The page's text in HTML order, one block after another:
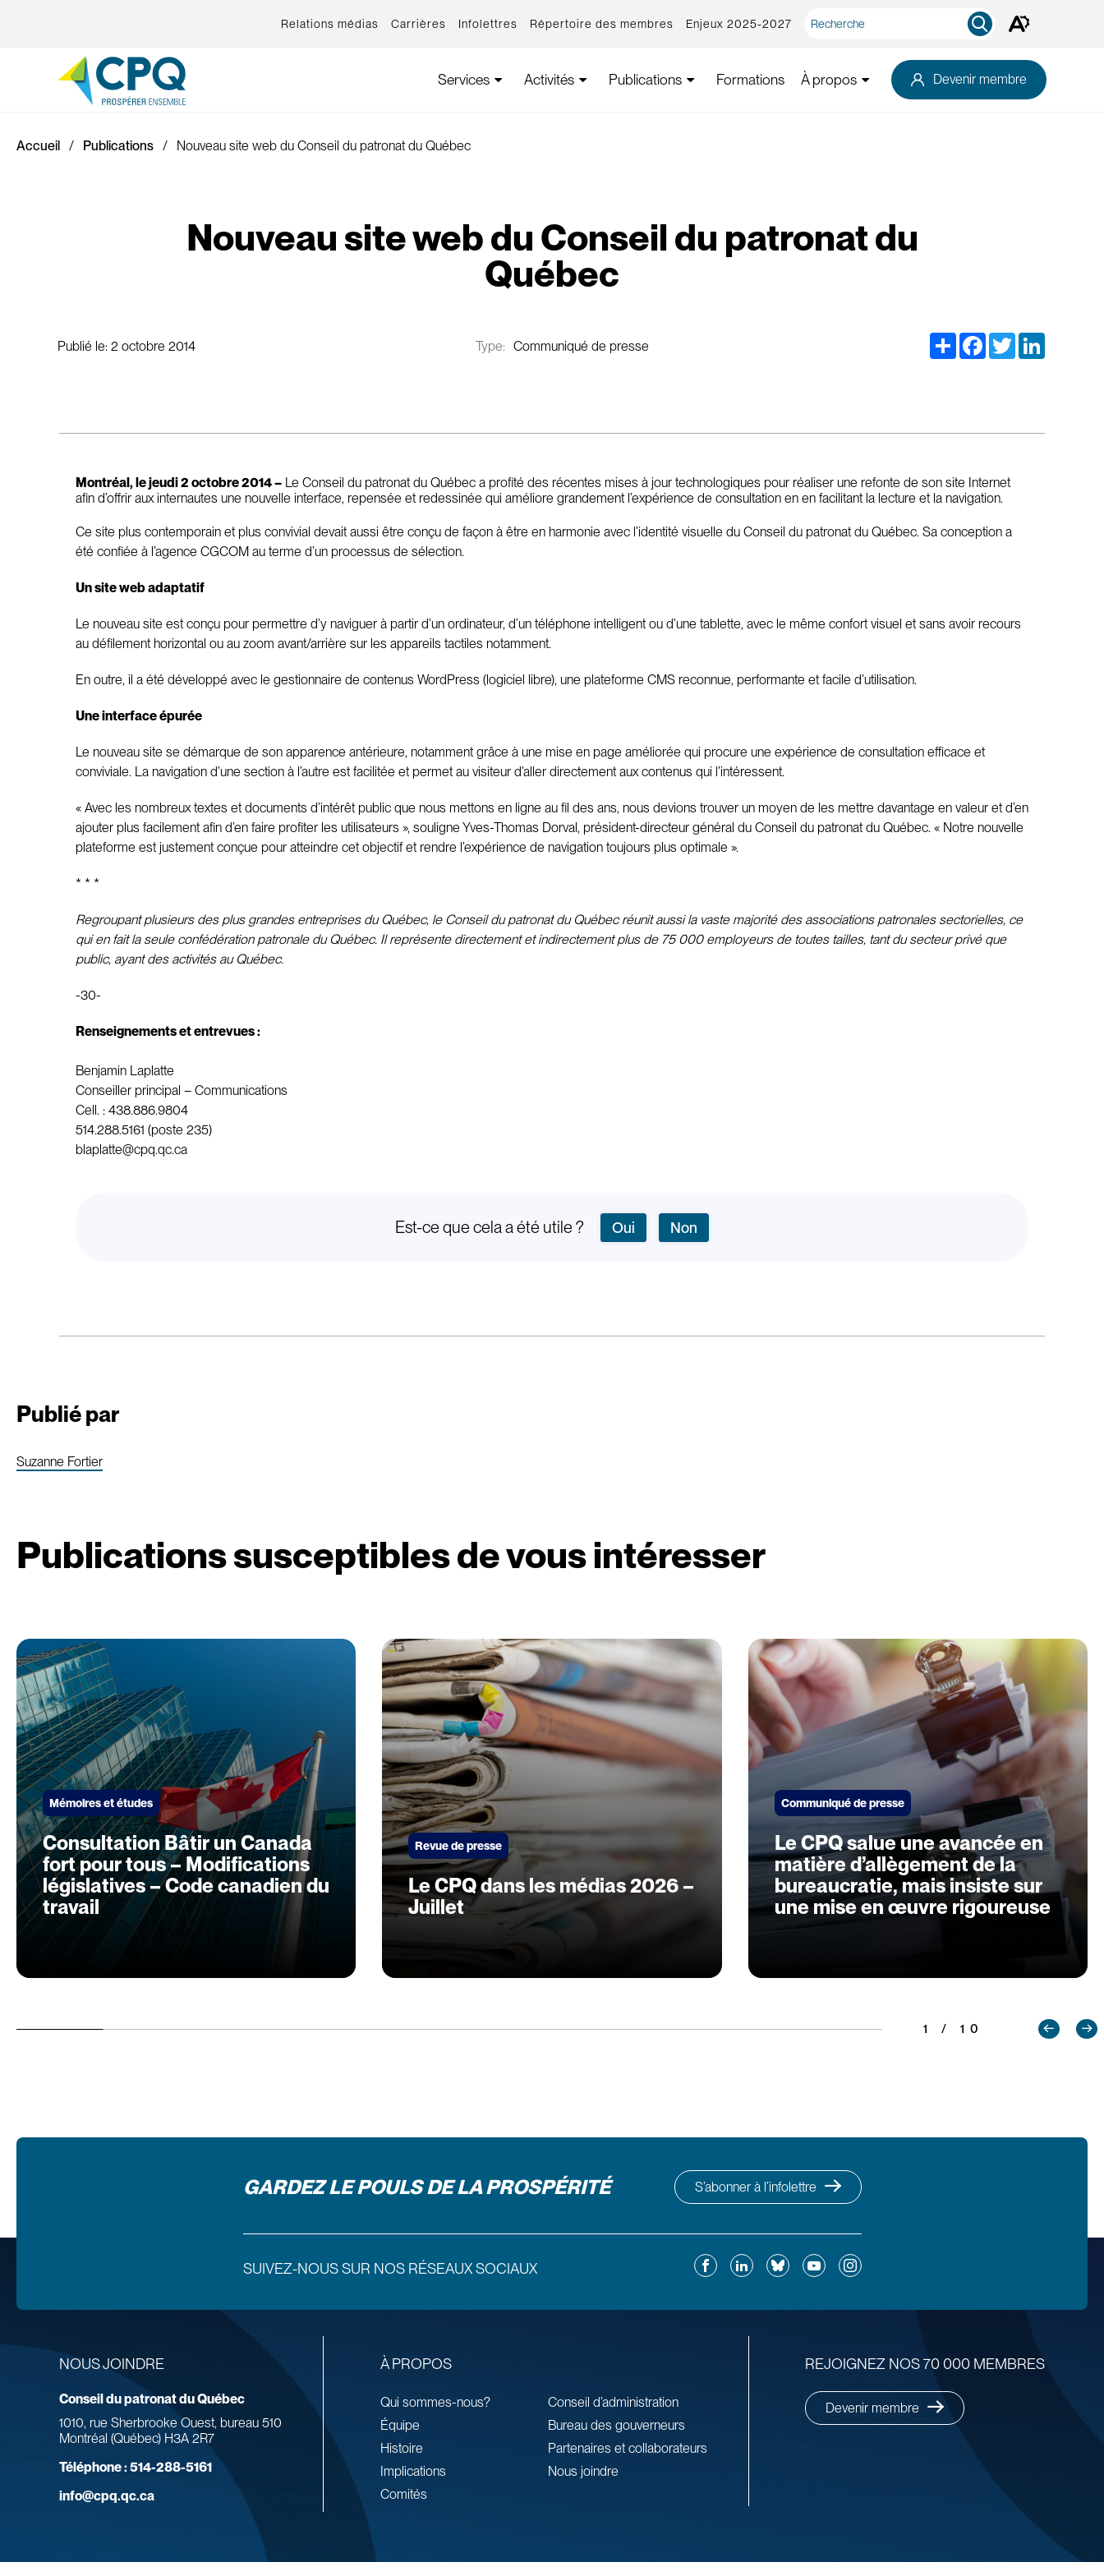
Relations médias Carrières Infolettres Répertoire des membres Enjeux 2025-2027
rapide
Ouvrez
d'outils
d'accessibilité.
Services Activités Publications Formations À propos Devenir membre
Accueil Publications Nouveau site web du Conseil du patronat du Québec
Nouveau site web du Conseil du patronat du
Québec
Publié le: 2 octobre 2014 Type: Communiqué de presse Share Facebook
Twitter
Montréal, le jeudi 2 octobre 2014 – Le Conseil du patronat du Québec a profité des récentes mises à jour technologiques pour réaliser une refonte de son site Internet
afin d’offrir aux internautes une nouvelle interface, repensée et redessinée qui améliore grandement l’expérience de consultation en en facilitant la lecture et la navigation.
Ce site plus contemporain et plus convivial devait aussi être conçu de façon à être en harmonie avec l’identité visuelle du Conseil du patronat du Québec. Sa conception a
été confiée à l’agence CGCOM au terme d’un processus de sélection.
Un site web adaptatif
Le nouveau site est conçu pour permettre d’y naviguer à partir d’un ordinateur, d’un téléphone intelligent ou d’une tablette, avec le même confort visuel et sans avoir recours
au défilement horizontal ou au zoom avant/arrière sur les appareils tactiles notamment.
En outre, il a été développé avec le gestionnaire de contenus WordPress (logiciel libre), une plateforme CMS reconnue, performante et facile d’utilisation.
Une interface épurée
Le nouveau site se démarque de son apparence antérieure, notamment grâce à une mise en page améliorée qui procure une expérience de consultation efficace et
conviviale. La navigation d’une section à l’autre est facilitée et permet au visiteur d’aller directement aux contenus qui l’intéressent.
« Avec les nombreux textes et documents d’intérêt public que nous mettons en ligne au fil des ans, nous devions trouver un moyen de les mettre davantage en valeur et d’en
ajouter plus facilement afin d’en faire profiter les utilisateurs », souligne Yves-Thomas Dorval, président-directeur général du Conseil du patronat du Québec. « Notre nouvelle
plateforme est justement conçue pour atteindre cet objectif et rendre l’expérience de navigation toujours plus optimale ».
* * *
Regroupant plusieurs des plus grandes entreprises du Québec, le Conseil du patronat du Québec réunit aussi la vaste majorité des associations patronales sectorielles, ce
qui en fait la seule confédération patronale du Québec. Il représente directement et indirectement plus de 75 000 employeurs de toutes tailles, tant du secteur privé que
public, ayant des activités au Québec.
-30-
Renseignements et entrevues :
Benjamin Laplatte
Conseiller principal – Communications
Cell. : 438.886.9804
514.288.5161 (poste 235)
blaplatte@cpq.qc.ca
Est-ce que cela a été utile ? Oui Non
Publié par
Suzanne Fortier
Publications susceptibles de vous intéresser
Mémoires et études
Consultation Bâtir un Canada
fort pour tous – Modifications
législatives – Code canadien du
travail
Revue de presse
Le CPQ dans les médias 2026 –
Juillet
Communiqué de presse
Le CPQ salue une avancée en
matière d’allègement de la
bureaucratie, mais insiste sur
une mise en œuvre rigoureuse
1 / 10
GARDEZ LE POULS DE LA PROSPÉRITÉ S’abonner à l’infolettre
SUIVEZ-NOUS SUR NOS RÉSEAUX SOCIAUX FacebookLinkedInBlueskyYouTubeInstagram
NOUS JOINDRE
Conseil du patronat du Québec
1010, rue Sherbrooke Ouest, bureau 510
Montréal (Québec) H3A 2R7
Téléphone :514-288-5161
info@cpq.qc.ca
À PROPOS
Qui sommes-nous?
Équipe
Histoire
Implications
Comités
Conseil d’administration
Bureau des gouverneurs
Partenaires et collaborateurs
Nous joindre
REJOIGNEZ NOS 70 000 MEMBRES
Devenir membre